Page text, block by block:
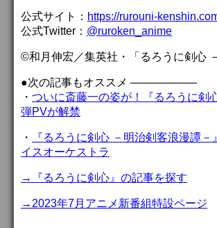
公式サイト： https://rurouni-
公式Twitter： @ruroken_anime
©和月伸宏／集英社・「るろうに剣心
●次の記事もオススメ ——————
・ ついに斎藤一の姿が！『るろうに剣
弾PVが解禁
・
『るろうに剣心 －明治剣客浪漫譚
イスオーケストラ
→『るろうに剣心』の記事を探す
→2023年7月アニメ新番組特設ページ